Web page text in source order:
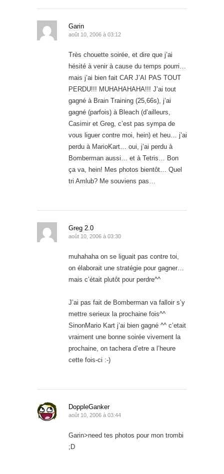
Garin
août 10, 2006 à 03:12
Très chouette soirée, et dire que j’ai
hésité à venir à cause du temps pourri…
mais j’ai bien fait CAR J’AI PAS TOUT
PERDU!!! MUHAHAHAHA!!! J’ai tout
gagné à Brain Training (25,66s), j’ai
gagné (parfois) à Bleach (d’ailleurs,
Casimir et Greg, c’est pas sympa de
vous liguer contre moi, hein) et heu… j’ai
perdu à MarioKart… oui, j’ai perdu à
Bomberman aussi… et à Tetris… Bon
ça va, hein! Mes photos bientôt… Quel
tri Amlub? Me souviens pas…
Greg 2.0
août 10, 2006 à 03:30
muhahaha on se liguait pas contre toi,
on élaborait une stratégie pour gagner…
mais c’était plutôt pour perdre^^
J’ai pas fait de Bomberman va falloir s’y
mettre serieux la prochaine fois^^
SinonMario Kart j’ai bien gagné ^^ c’etait
vraiment une bonne soirée vivement la
prochaine, on tachera d’etre a l’heure
cette fois-ci :-)
DoppleGanker
août 10, 2006 à 03:44
Garin>need tes photos pour mon trombi
;D